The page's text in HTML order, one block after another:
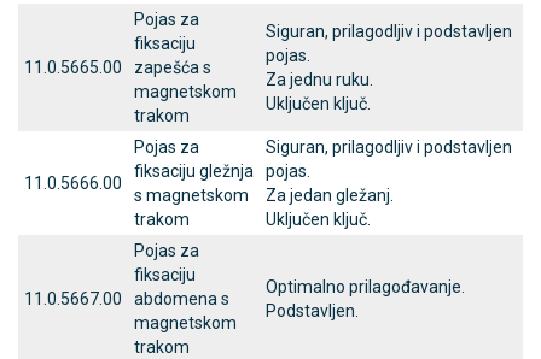
11.0.5665.00
Pojas za
fiksaciju
zapešća s
magnetskom
trakom
Siguran, prilagodljiv i podstavljen
pojas.
Za jednu ruku.
Uključen ključ.
11.0.5666.00
Pojas za
fiksaciju gležnja
s magnetskom
trakom
Siguran, prilagodljiv i podstavljen
pojas.
Za jedan gležanj.
Uključen ključ.
11.0.5667.00
Pojas za
fiksaciju
abdomena s
magnetskom
trakom
Optimalno prilagođavanje.
Podstavljen.